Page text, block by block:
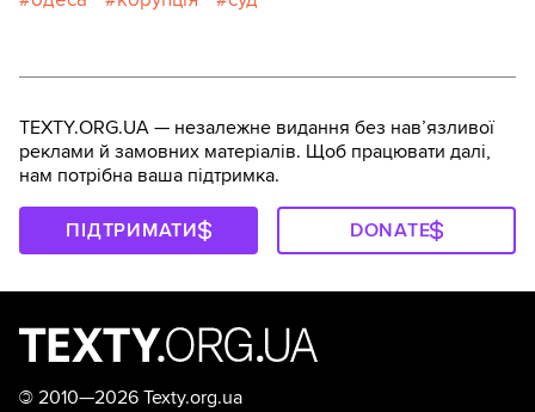
TEXTY.ORG.UA — незалежне видання без навʼязливої
реклами й замовних матеріалів. Щоб працювати далі,
нам потрібна ваша підтримка.
ПІДТРИМАТИ DONATE
© 2010—2026 Texty.org.ua